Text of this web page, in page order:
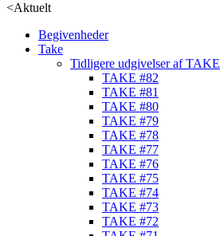
<Aktuelt
Begivenheder
Take
Tidligere udgivelser af TAKE
TAKE #82
TAKE #81
TAKE #80
TAKE #79
TAKE #78
TAKE #77
TAKE #76
TAKE #75
TAKE #74
TAKE #73
TAKE #72